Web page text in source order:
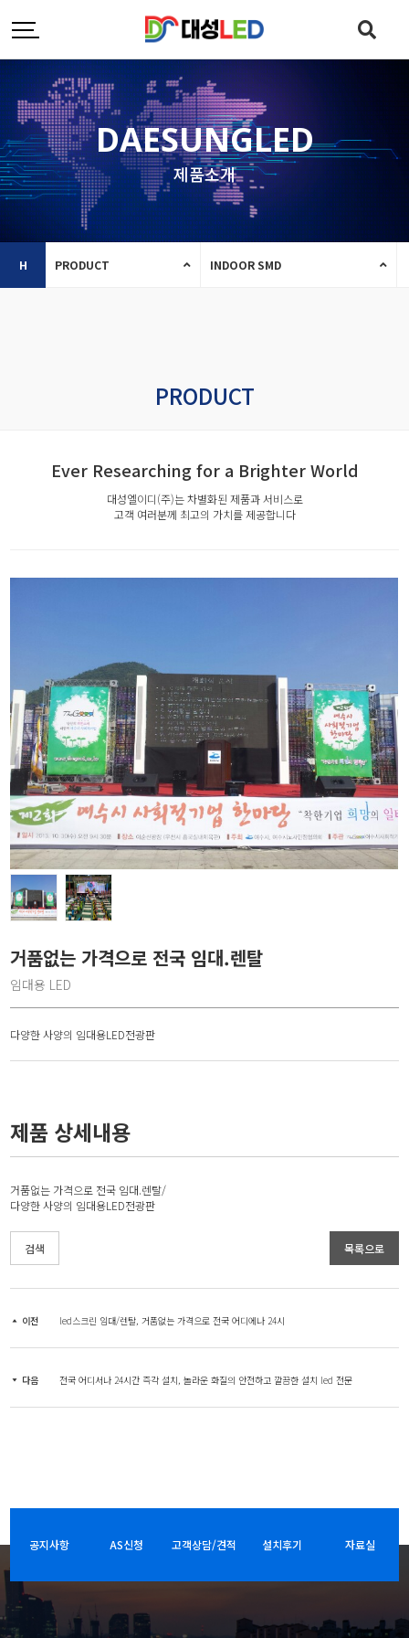
DAESUNGLED
제품소개
H PRODUCT INDOOR SMD
PRODUCT
Ever Researching for a Brighter World
대성엘이디(주)는 차별화된 제품과 서비스로
고객 여러분께 최고의 가치를 제공합니다
거품없는 가격으로 전국 임대.렌탈
임대용 LED
다양한 사양의 임대용LED전광판
제품 상세내용
거품없는 가격으로 전국 임대.렌탈/
다양한 사양의 임대용LED전광판
검색 목록으로
이전 led스크린 임대/렌탈, 거품없는 가격으로 전국 어디에나 24시
다음 전국 어디서나 24시간 즉각 설치, 놀라운 화질의 안전하고 깔끔한 설치 led 전문
공지사항 AS신청 고객상담/견적 설치후기 자료실